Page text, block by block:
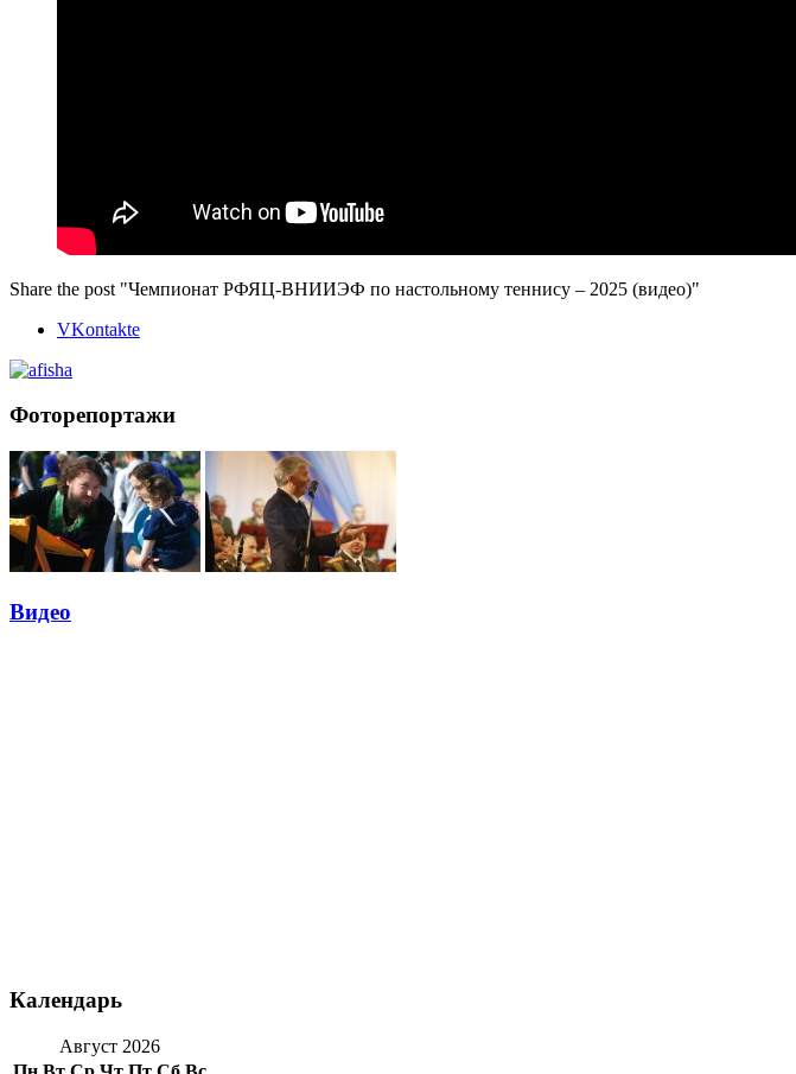
Share the post "Чемпионат РФЯЦ-ВНИИЭФ по настольному теннису – 2025 (видео)"
VKontakte
Фоторепортажи
Видео
Календарь
Август 2026